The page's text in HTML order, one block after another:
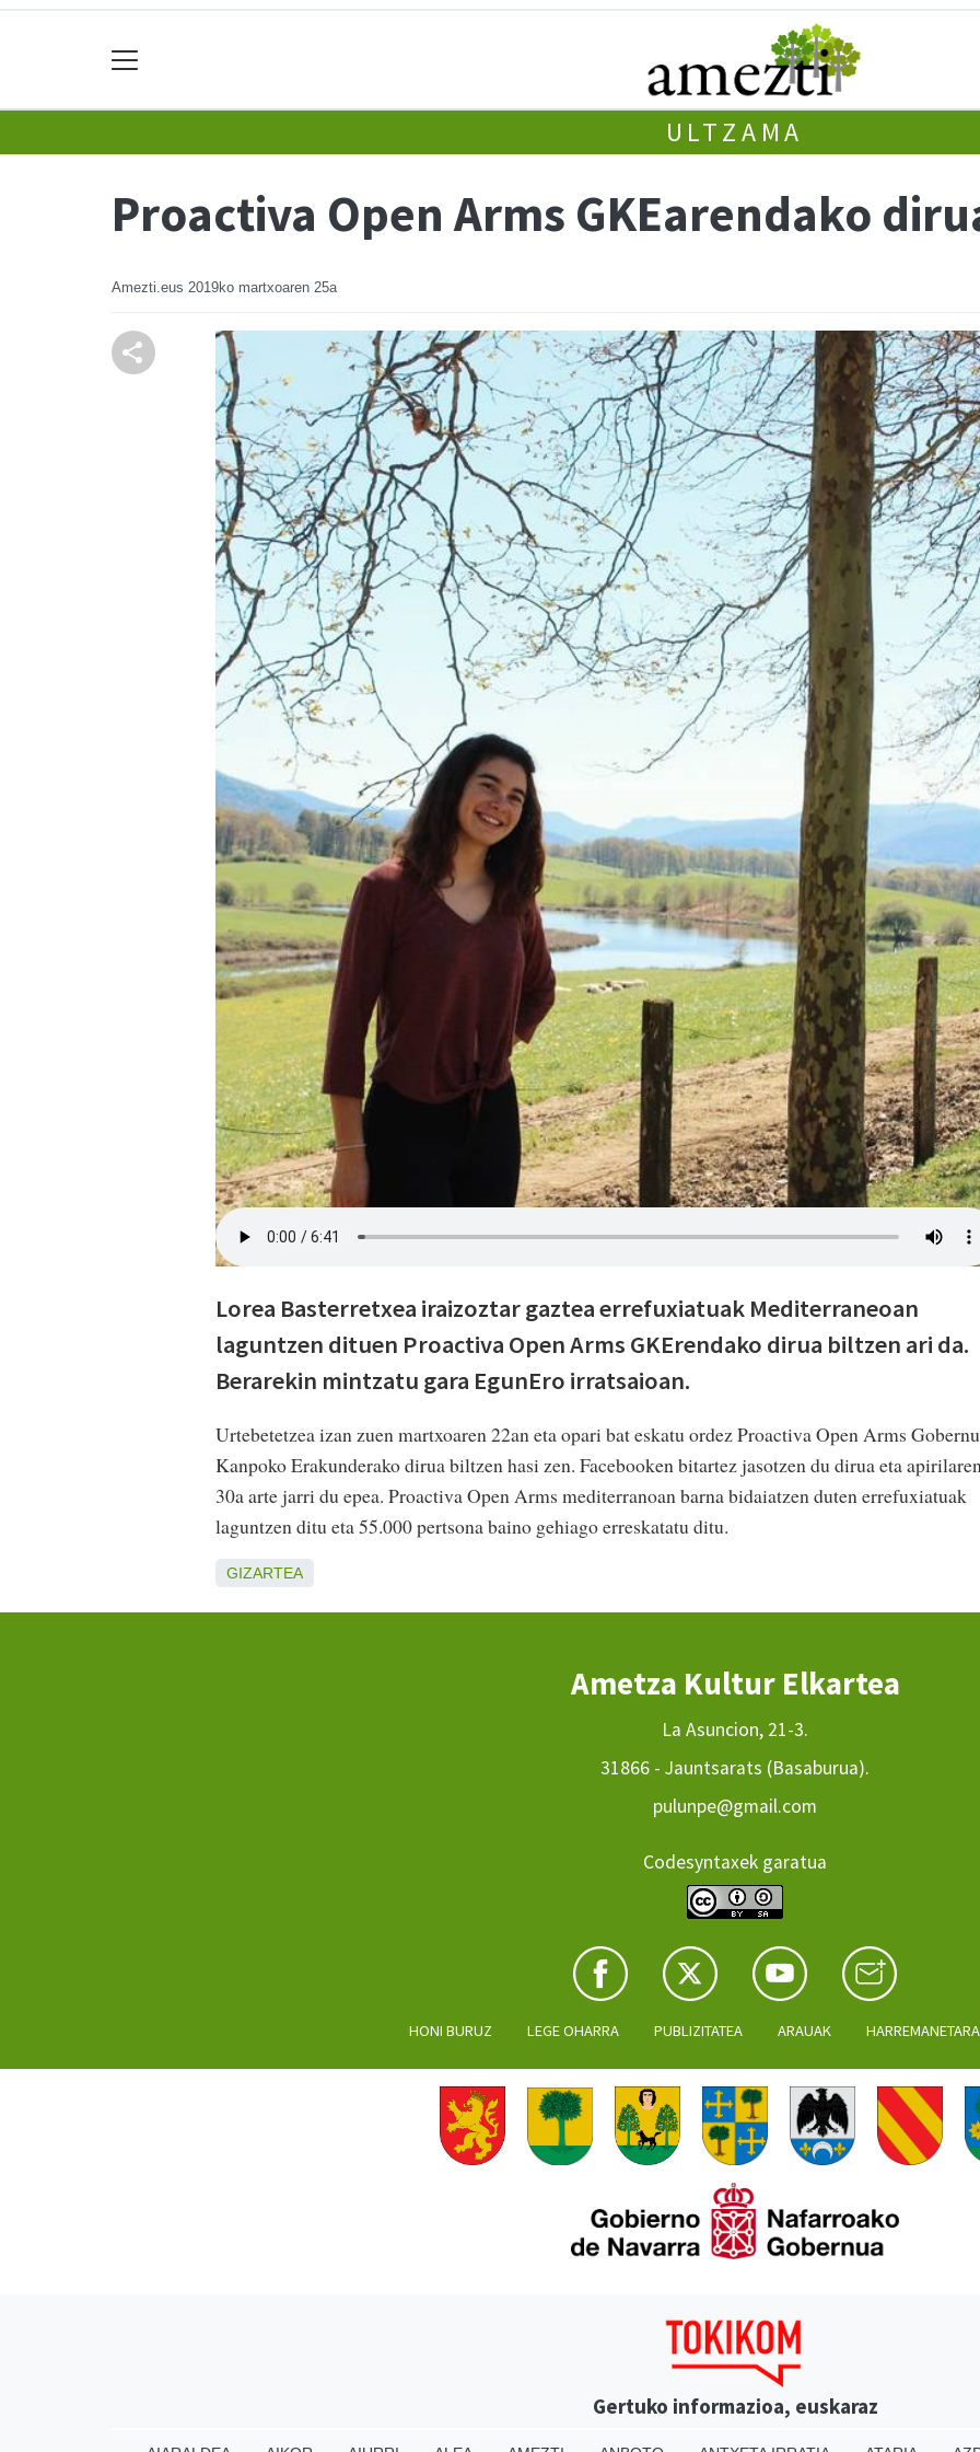
ULTZAMA
Proactiva Open Arms GKEarendako
Amezti.eus 2019ko martxoaren 25a
Lorea Basterretxea iraizoztar gaztea errefuxiatuak Mediterraneoan
laguntzen dituen Proactiva Open Arms GKErendako dirua biltzen ari da.
Berarekin mintzatu gara EgunEro irratsaioan.
Urtebetetzea izan zuen martxoaren 22an eta opari bat eskatu ordez Proactiva Open Arms
Kanpoko Erakunderako dirua biltzen hasi zen. Facebooken bitartez jasotzen du dirua eta
30a arte jarri du epea. Proactiva Open Arms mediterranoan barna bidaiatzen duten errefuxiatuak
laguntzen ditu eta 55.000 pertsona baino gehiago erreskatatu ditu.
GIZARTEA
Ametza Kultur Elkartea
La Asuncion, 21-3.
31866 - Jauntsarats (Basaburua).
pulunpe@gmail.com
Codesyntaxek garatua
HONI BURUZ LEGE OHARRA PUBLIZITATEA ARAUAK
Gertuko informazioa, euskaraz